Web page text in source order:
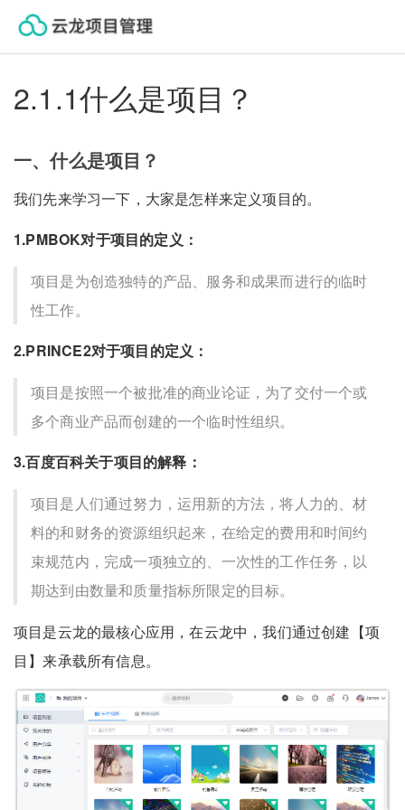
2.1.1什么是项目？
一、什么是项目？
我们先来学习一下，大家是怎样来定义项目的。
1.PMBOK对于项目的定义：
项目是为创造独特的产品、服务和成果而进行的临时
性工作。
2.PRINCE2对于项目的定义：
项目是按照一个被批准的商业论证，为了交付一个或
多个商业产品而创建的一个临时性组织。
3.百度百科关于项目的解释：
项目是人们通过努力，运用新的方法，将人力的、材
料的和财务的资源组织起来，在给定的费用和时间约
束规范内，完成一项独立的、一次性的工作任务，以
期达到由数量和质量指标所限定的目标。
项目是云龙的最核心应用，在云龙中，我们通过创建【项
目】来承载所有信息。